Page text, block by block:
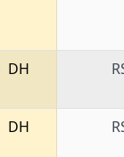
DH
DH